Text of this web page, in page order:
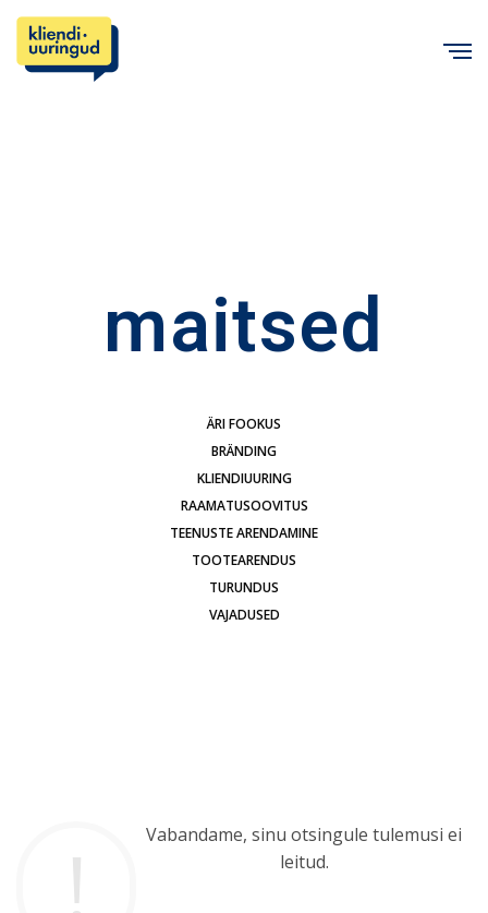
maitsed
ÄRI FOOKUS
BRÄNDING
KLIENDIUURING
RAAMATUSOOVITUS
TEENUSTE ARENDAMINE
TOOTEARENDUS
TURUNDUS
VAJADUSED
Vabandame, sinu otsingule tulemusi ei
leitud.